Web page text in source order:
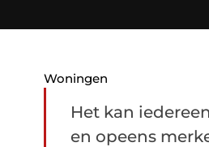
Woningen
Het kan
en opeens